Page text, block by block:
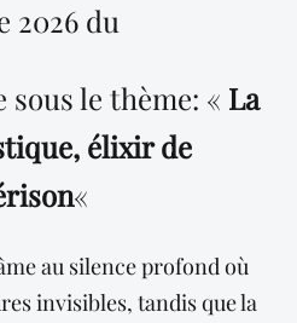
2026 du
sous le thème: « La
élixir de
«
au silence profond où
invisibles, tandis que la